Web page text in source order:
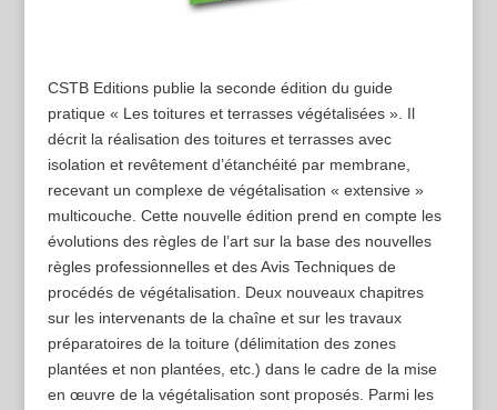
CSTB Editions publie la seconde édition du guide
pratique « Les toitures et terrasses végétalisées ». Il
décrit la réalisation des toitures et terrasses avec
isolation et revêtement d’étanchéité par membrane,
recevant un complexe de végétalisation « extensive »
multicouche. Cette nouvelle édition prend en compte les
évolutions des règles de l’art sur la base des nouvelles
règles professionnelles et des Avis Techniques de
procédés de végétalisation. Deux nouveaux chapitres
sur les intervenants de la chaîne et sur les travaux
préparatoires de la toiture (délimitation des zones
plantées et non plantées, etc.) dans le cadre de la mise
en œuvre de la végétalisation sont proposés. Parmi les